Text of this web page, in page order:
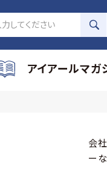
アイアールマガ
会
ー